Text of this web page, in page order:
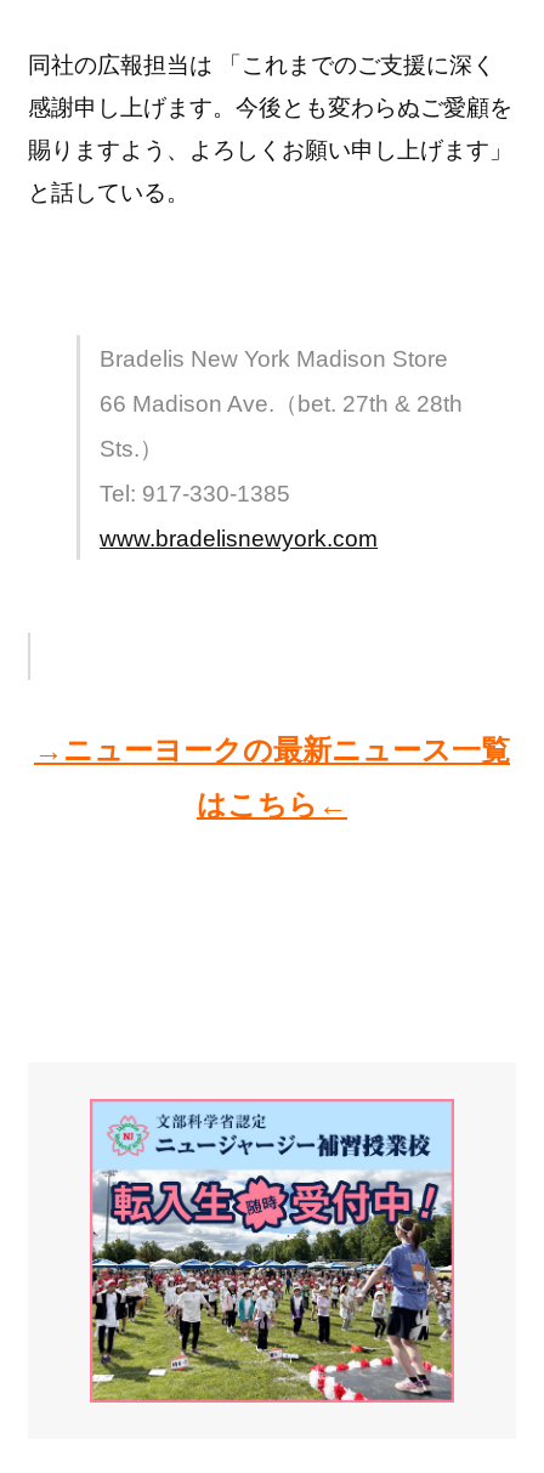
同社の広報担当は 「これまでのご支援に深く
感謝申し上げます。今後とも変わらぬご愛顧を
賜りますよう、よろしくお願い申し上げます」
と話している。
Bradelis New York Madison Store
66 Madison Ave.（bet. 27th & 28th
Sts.）
Tel: 917-330-1385
www.bradelisnewyork.com
→ニューヨークの最新ニュース一覧
はこちら←